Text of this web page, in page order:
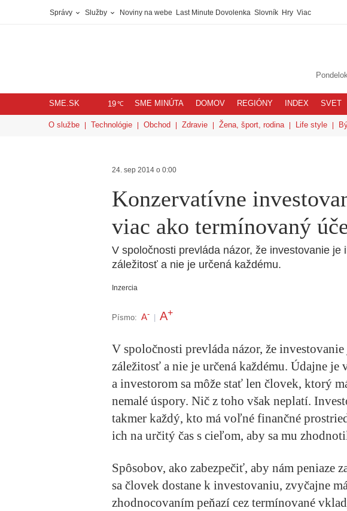
Správy Služby Noviny na webe Last Minute Dovolenka Slovník Hry Viac
SME.SK 19℃ SME MINÚTA DOMOV REGIÓNY INDEX SVET
O službe Technológie Obchod Zdravie Žena, šport, rodina Life style
24. sep 2014 o 0:00
Konzervatívne
viac ako termínovaný
V spoločnosti prevláda názor, že investovanie je
záležitosť a nie je určená každému.
Inzercia
Písmo: A- A+
V spoločnosti prevláda názor, že
záležitosť a nie je určená každému. Údajne je
a investorom sa môže stať len človek, ktorý
nemalé úspory. Nič z toho však neplatí.
takmer každý, kto má voľné finančné
ich na určitý čas s cieľom, aby sa mu
Spôsobov, ako zabezpečiť, aby nám peniaze
sa človek dostane k investovaniu, zvyčajne
zhodnocovaním peňazí cez termínované